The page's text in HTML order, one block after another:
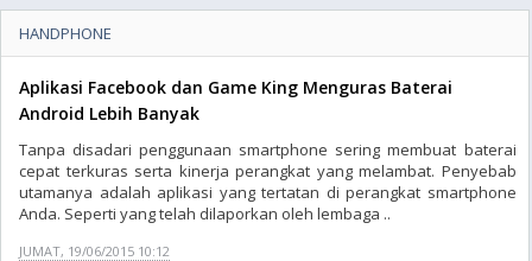
HANDPHONE
Aplikasi Facebook dan Game King Menguras Baterai
Android Lebih Banyak
Tanpa disadari penggunaan smartphone sering membuat baterai
cepat terkuras serta kinerja perangkat yang melambat. Penyebab
utamanya adalah aplikasi yang tertatan di perangkat smartphone
Anda. Seperti yang telah dilaporkan oleh lembaga ..
JUMAT, 19/06/2015 10:12